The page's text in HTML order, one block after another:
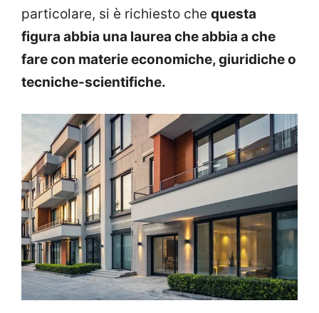
particolare, si è richiesto che questa
figura abbia una laurea che abbia a che
fare con materie economiche, giuridiche o
tecniche-scientifiche.